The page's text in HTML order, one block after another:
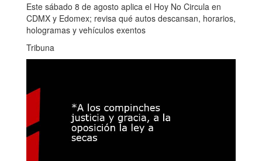
Este sábado 8 de agosto aplica el Hoy No Circula en
CDMX y Edomex; revisa qué autos descansan, horarios,
hologramas y vehículos exentos
Tribuna